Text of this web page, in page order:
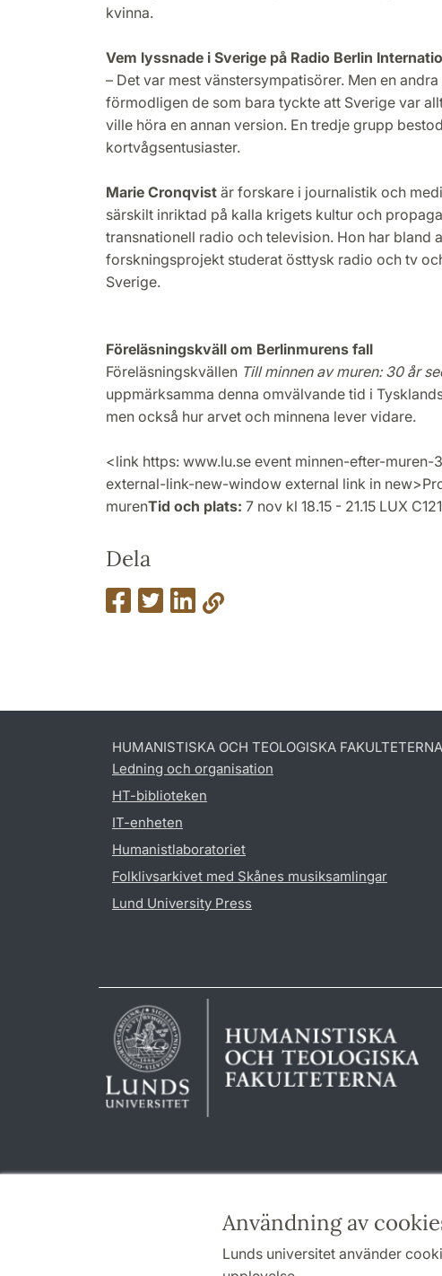
Användning av
Lunds universitet använder
kvinna.
Vem lyssnade i Sverige på Radio Berlin
– Det var mest vänstersympatisörer. Men en
förmodligen de som bara tyckte att Sverige var
ville höra en annan version. En tredje grupp
kortvågsentusiaster.
Marie Cronqvist är forskare i journalistik och
särskilt inriktad på kalla krigets kultur och
transnationell radio och television. Hon har bland
forskningsprojekt studerat östtysk radio och tv
Sverige.
Föreläsningskväll om Berlinmurens fall
Föreläsningskvällen Till minnen av muren: 30 år
uppmärksamma denna omvälvande tid i
men också hur arvet och minnena lever vidare.
<link https: www.lu.se event minnen-efter-muren-
external-link-new-window external link in
murenTid och plats: 7 nov kl 18.15 - 21.15 LUX C121
Dela
HUMANISTISKA OCH TEOLOGISKA FAKULTETERNA
Ledning och organisation
HT-biblioteken
IT-enheten
Humanistlaboratoriet
Folklivsarkivet med Skånes musiksamlingar
Lund University Press